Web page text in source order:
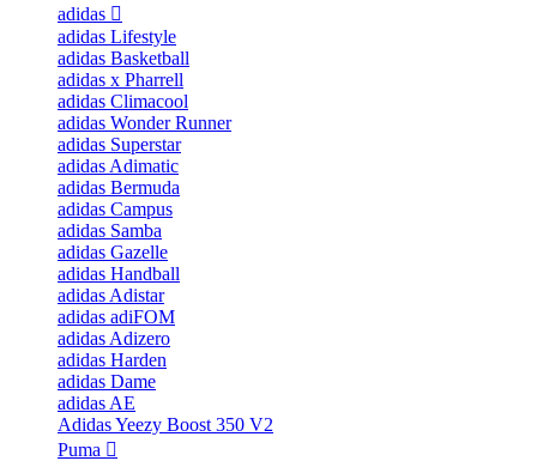
adidas
adidas Lifestyle
adidas Basketball
adidas x Pharrell
adidas Climacool
adidas Wonder Runner
adidas Superstar
adidas Adimatic
adidas Bermuda
adidas Campus
adidas Samba
adidas Gazelle
adidas Handball
adidas Adistar
adidas adiFOM
adidas Adizero
adidas Harden
adidas Dame
adidas AE
Adidas Yeezy Boost 350 V2
Puma